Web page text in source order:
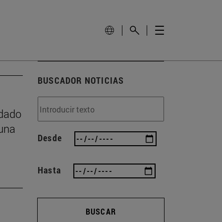
BUSCADOR NOTICIAS
Desde
Hasta
BUSCAR